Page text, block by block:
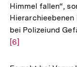
Himmel fallen“,
bei Polizeiund
[6]